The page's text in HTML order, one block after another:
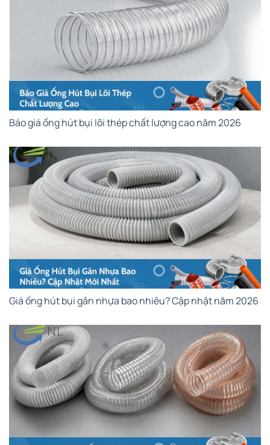
Báo giá ống hút bụi lõi thép chất lượng cao năm 2026
Giá ống hút bụi gân nhựa bao nhiêu? Cập nhật năm 2026